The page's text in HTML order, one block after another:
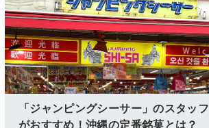
「ジャンピングシーサー」のスタッフ
がおすすめ！沖縄の定番銘菓とは？